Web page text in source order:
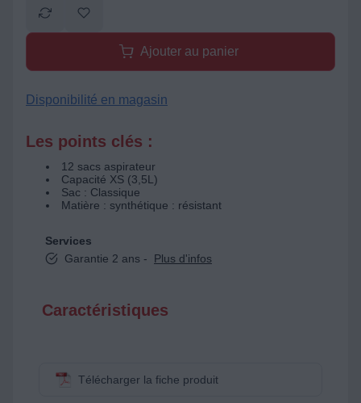
Ajouter au panier
Disponibilité en magasin
Les points clés :
12 sacs aspirateur
Capacité XS (3,5L)
Sac : Classique
Matière : synthétique : résistant
Services
Garantie 2 ans -
Plus d'infos
Caractéristiques
Télécharger la fiche produit